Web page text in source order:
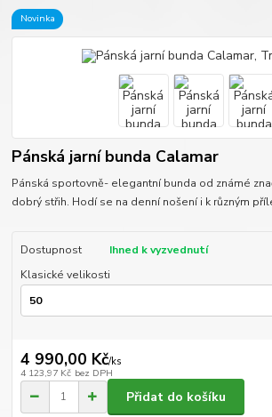
Novinka
Pánská jarní bunda Calamar
Pánská sportovně- elegantní bunda od známé
dobrý střih. Hodí se na denní nošení i k různým
Dostupnost
Ihned k vyzvednutí
Klasické velikosti
4 990,00 Kč/ks
4 123,97 Kč bez DPH
Přidat do košíku